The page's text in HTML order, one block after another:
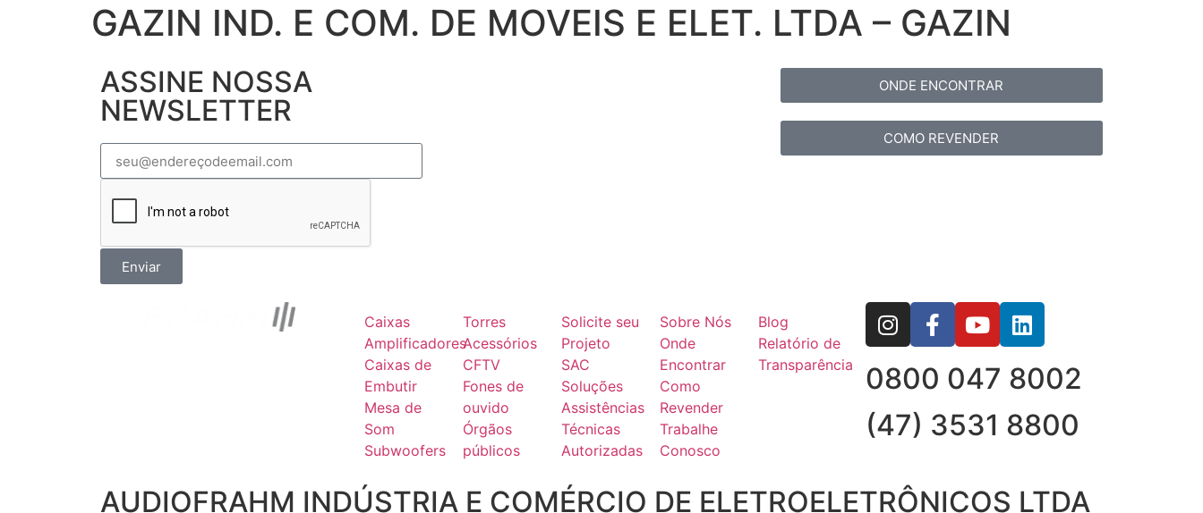
GAZIN IND. E COM. DE MOVEIS E ELET. LTDA – GAZIN
ASSINE NOSSA
NEWSLETTER
Enviar
ONDE ENCONTRAR
COMO REVENDER
Caixas
Amplificadores
Caixas de
Embutir
Mesa de
Som
Subwoofers
Torres
Acessórios
CFTV
Fones de
ouvido
Órgãos
públicos
Solicite seu
Projeto
SAC
Soluções
Assistências
Técnicas
Autorizadas
Sobre Nós
Onde
Encontrar
Como
Revender
Trabalhe
Conosco
Blog
Relatório de
Transparência
0800 047 8002
(47) 3531 8800
AUDIOFRAHM INDÚSTRIA E COMÉRCIO DE ELETROELETRÔNICOS LTDA